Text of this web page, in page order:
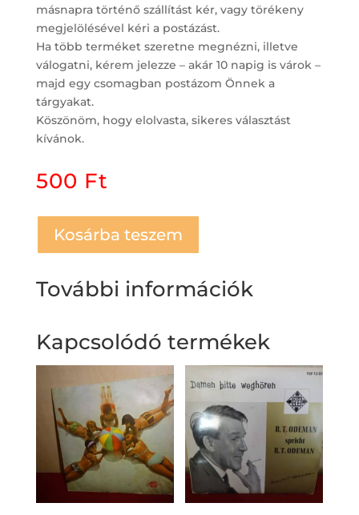
másnapra történő szállítást kér, vagy törékeny
megjelölésével kéri a postázást.
Ha több terméket szeretne megnézni, illetve
válogatni, kérem jelezze – akár 10 napig is várok –
majd egy csomagban postázom Önnek a
tárgyakat.
Köszönöm, hogy elolvasta, sikeres választást
kívánok.
500 Ft
Kosárba teszem
További információk
Kapcsolódó termékek